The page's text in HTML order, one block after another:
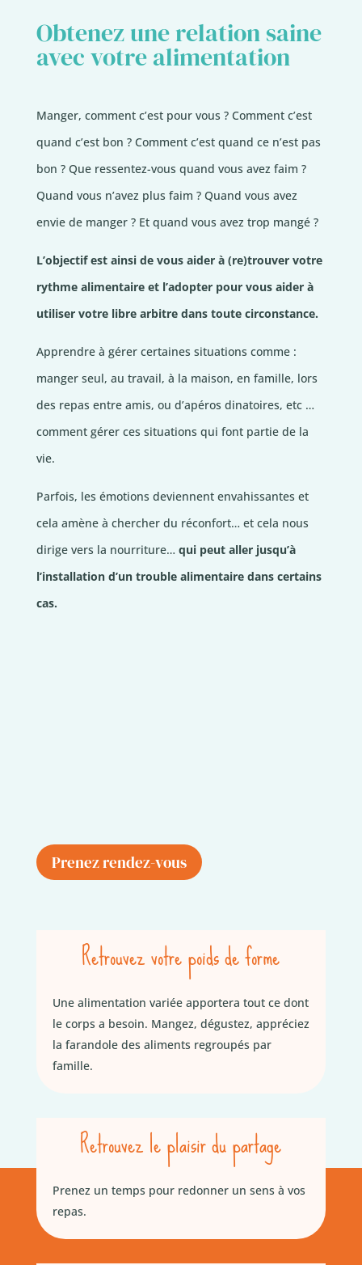
Obtenez une relation saine
avec votre alimentation
Manger, comment c’est pour vous ? Comment c’est
quand c’est bon ? Comment c’est quand ce n’est pas
bon ? Que ressentez-vous quand vous avez faim ?
Quand vous n’avez plus faim ? Quand vous avez
envie de manger ? Et quand vous avez trop mangé ?
L’objectif est ainsi de vous aider à (re)trouver votre
rythme alimentaire et l’adopter pour vous aider à
utiliser votre libre arbitre dans toute circonstance.
Apprendre à gérer certaines situations comme :
manger seul, au travail, à la maison, en famille, lors
des repas entre amis, ou d’apéros dinatoires, etc …
comment gérer ces situations qui font partie de la
vie.
Parfois, les émotions deviennent envahissantes et
cela amène à chercher du réconfort… et cela nous
dirige vers la nourriture… qui peut aller jusqu’à
l’installation d’un trouble alimentaire dans certains
cas.
Prenez rendez-vous
Retrouvez votre poids de forme
Une alimentation variée apportera tout ce dont
le corps a besoin. Mangez, dégustez, appréciez
la farandole des aliments regroupés par
famille.
Retrouvez le plaisir du partage
Prenez un temps pour redonner un sens à vos
repas.